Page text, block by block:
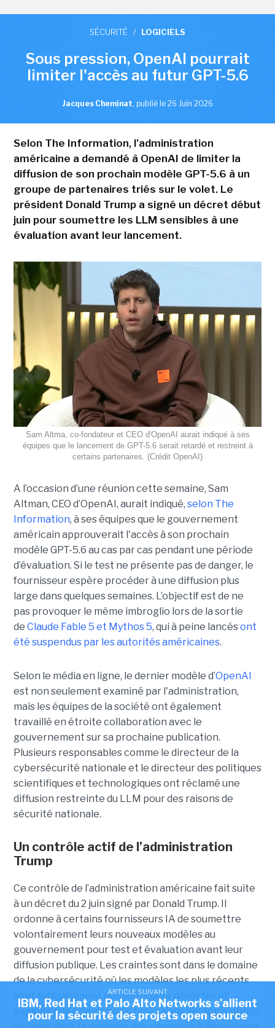
SÉCURITÉ / LOGICIELS
Sous pression, OpenAI pourrait
limiter l'accès au futur GPT-5.6
Jacques Cheminat, publié le 26 Juin 2026
Selon The Information, l'administration
américaine a demandé à OpenAI de limiter la
diffusion de son prochain modèle GPT-5.6 à un
groupe de partenaires triés sur le volet. Le
président Donald Trump a signé un décret début
juin pour soumettre les LLM sensibles à une
évaluation avant leur lancement.
Sam Altma, co-fondateur et CEO d'OpenAI aurait indiqué à ses
équipes que le lancement de GPT-5.6 serait retardé et restreint à
certains partenaires. (Crédit OpenAI)
A l’occasion d’une réunion cette semaine, Sam
Altman, CEO d’OpenAI, aurait indiqué, selon The
Information, à ses équipes que le gouvernement
américain approuverait l'accès à son prochain
modèle GPT-5.6 au cas par cas pendant une période
d’évaluation. Si le test ne présente pas de danger, le
fournisseur espère procéder à une diffusion plus
large dans quelques semaines. L’objectif est de ne
pas provoquer le même imbroglio lors de la sortie
de Claude Fable 5 et Mythos 5, qui à peine lancésont
été suspendus par les autorités américaines.
Selon le média en ligne, le dernier modèle d’OpenAI
est non seulement examiné par l'administration,
mais les équipes de la société ont également
travaillé en étroite collaboration avec le
gouvernement sur sa prochaine publication.
Plusieurs responsables comme le directeur de la
cybersécurité nationale et le directeur des politiques
scientifiques et technologiques ont réclamé une
diffusion restreinte du LLM pour des raisons de
sécurité nationale.
Un contrôle actif de l’administration
Trump
Ce contrôle de l’administration américaine fait suite
à un décret du 2 juin signé par Donald Trump. Il
ordonne à certains fournisseurs IA de soumettre
volontairement leurs nouveaux modèles au
gouvernement pour test et évaluation avant leur
diffusion publique. Les craintes sont dans le domaine
de la cybersécurité où les modèles les plus récents
sont suffisamment puissants pour détecter et
exploiter de nombreuses failles dans les applications.
ARTICLE SUIVANT
IBM, Red Hat et Palo Alto Networks s'allient
pour la sécurité des projets open source